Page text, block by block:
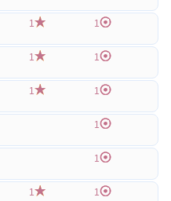
1 1
1 1
1 1
1
1
1 1